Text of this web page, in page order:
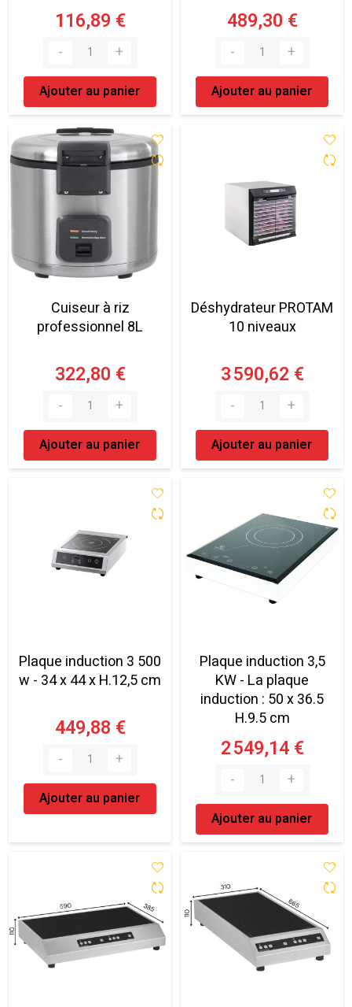
116,89 €
Ajouter au panier
489,30 €
Ajouter au panier
Cuiseur à riz
professionnel 8L
322,80 €
Ajouter au panier
Déshydrateur PROTAM
10 niveaux
3 590,62 €
Ajouter au panier
Plaque induction 3 500
w - 34 x 44 x H.12,5 cm
449,88 €
Ajouter au panier
Plaque induction 3,5
KW - La plaque
induction : 50 x 36.5
H.9.5 cm
2 549,14 €
Ajouter au panier